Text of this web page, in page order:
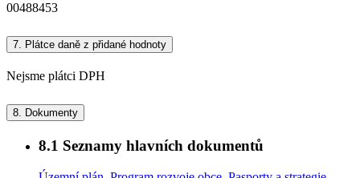
00488453
7. Plátce daně z přidané hodnoty
Nejsme plátci DPH
8. Dokumenty
8.1 Seznamy hlavních dokumentů